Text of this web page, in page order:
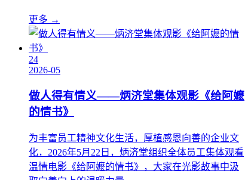
更多 →
24
2026-05
做人得有情义——炳济堂集体观影《给阿嬷
的情书》
为丰富员工精神文化生活，厚植感恩向善的企业文
化，2026年5月22日，炳济堂组织全体员工集体观看
温情电影《给阿嬷的情书》，大家在光影故事中汲